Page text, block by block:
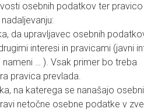
osebnih podatkov ter
da upravljavec osebnih
interesi in pravicami (javni
… ). Vsak primer bo treba
pravica prevlada.
na katerega se nanašajo
netočne osebne podatke v